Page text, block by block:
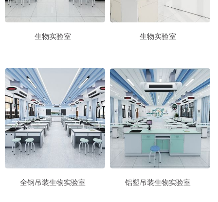
毒害品易燃品柜 毒害品易燃品柜
毒害品易燃品柜 毒害品易燃品柜